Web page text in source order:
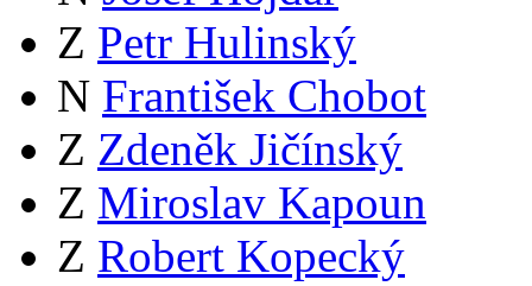
Z Petr Hulinský
N František Chobot
Z Zdeněk Jičínský
Z Miroslav Kapoun
Z Robert Kopecký